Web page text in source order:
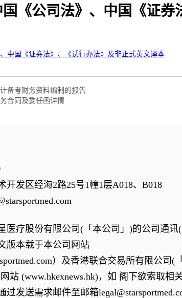
国《公司法》、中国《证
备考财务资料编制的报告
合同及委任函详情
开发区经海2路25号1幢1层A018、B018
医疗股份有限公司(「本公司」)的公司通讯
版本载于本公司网站
）及香港联合交易所有限公司(
站 (www.hkexnews.hk)，如 阁下欲索取相
过发送需求邮件至邮箱